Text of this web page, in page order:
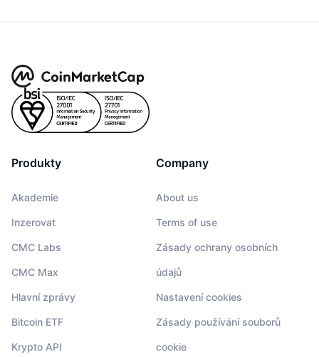
Produkty
Akademie
Inzerovat
CMC Labs
CMC Max
Hlavní zprávy
Bitcoin ETF
Krypto API
Company
About us
Terms of use
Zásady ochrany osobních
údajů
Nastavení cookies
Zásady používání souborů
cookie